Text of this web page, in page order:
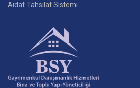
Aidat Tahsilat Sistemi